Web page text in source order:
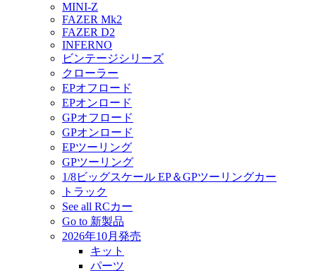
MINI-Z
FAZER Mk2
FAZER D2
INFERNO
ビンテージシリーズ
クローラー
EPオフロード
EPオンロード
GPオフロード
GPオンロード
EPツーリング
GPツーリング
1/8ビッグスケール EP＆GPツーリングカー
トラック
See all RCカー
Go to 新製品
2026年10月発売
キット
パーツ